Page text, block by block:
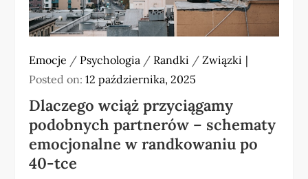
Emocje / Psychologia / Randki /Związki
Posted on:12 października, 2025
Dlaczego wciąż przyciągamy
podobnych partnerów – schematy
emocjonalne w randkowaniu po
40-tce